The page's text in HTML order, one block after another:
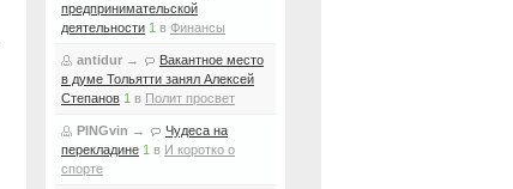
предпринимательской
деятельности 1 в Финансы
antidur →
Вакантное место
в думе Тольятти занял Алексей
Степанов 1 в Полит просвет
PINGvin →
Чудеса на
перекладине 1 в И коротко о
спорте